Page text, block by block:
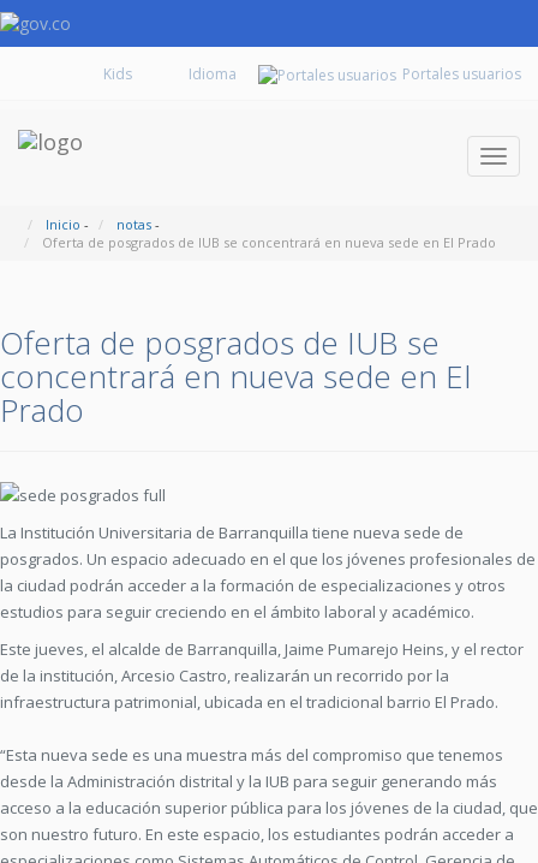
Kids Portales usuarios
Inicio - notas -
Oferta de posgrados de IUB se concentrará en nueva sede en El Prado
Oferta de posgrados de IUB se
concentrará en nueva sede en El
Prado
La Institución Universi­taria de Barranquilla tiene nueva sede de
posgrados. Un espacio adecuado en el que los jóvenes profesionales de
la ciudad po­drán acceder a la formación de especializaciones y otros
estu­dios para seguir creciendo en el ámbito laboral y académico.
Este jueves, el alcalde de Barranquilla, Jaime Pumarejo Heins, y el rector
de la institución, Arcesio Castro, realizarán un recorrido por la
infraestructura patrimonial, ubicada en el tradicional barrio El Prado.
“Esta nueva sede es una muestra más del compromiso que tenemos
desde la Administración distrital y la IUB para seguir generando más
acceso a la educación superior pública para los jóvenes de la ciudad, que
son nuestro futuro. En este espacio, los estudiantes podrán acceder a